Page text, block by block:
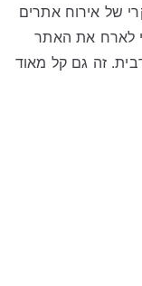
של אירוח אתרים
לארח את האתר
זה גם קל מאוד